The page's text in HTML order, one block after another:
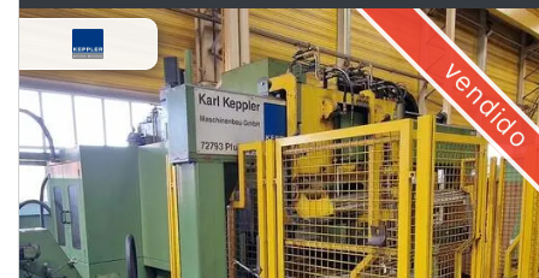
vendido